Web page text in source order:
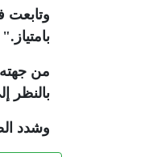
وتابعت
بامتياز ".
من
بالنظر
وشدد